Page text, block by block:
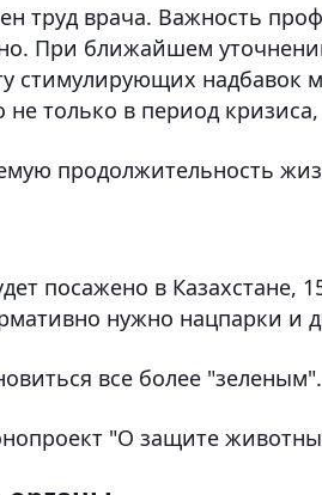
труд врача. Важность
При ближайшем
стимулирующих надбавок
не только в период
продолжительность
посажено в Казахстане,
нужно нацпарки и
все более "зеленым".
"О защите